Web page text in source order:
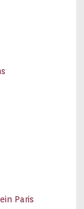
Paris